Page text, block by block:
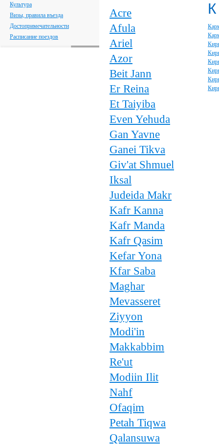
Культура
Визы, правила въезда
Достопримечательности
Расписание поездов
Acre
Afula
Ariel
Azor
Beit Jann
Er Reina
Et Taiyiba
Even Yehuda
Gan Yavne
Ganei Tikva
Giv'at Shmuel
Iksal
Judeida Makr
Kafr Kanna
Kafr Manda
Kafr Qasim
Kefar Yona
Kfar Saba
Maghar
Mevasseret
Ziyyon
Modi'in
Makkabbim
Re'ut
Modiin Ilit
Nahf
Ofaqim
Petah Tiqwa
Qalansuwa
К